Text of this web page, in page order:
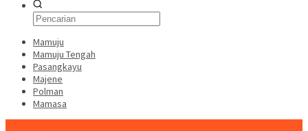
Mamuju
Mamuju Tengah
Pasangkayu
Majene
Polman
Mamasa